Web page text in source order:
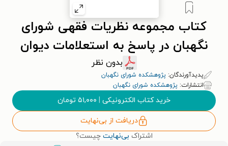
کتاب مجموعه نظریات فقهی شورای
نگهبان در پاسخ به استعلامات دیوان
عدالت اداری (۱۳۹۲-۱۳۸۳)بدون نظر
پدیدآورندگان: پژوهشکده شورای نگهبان
انتشارات: پژوهشکده شورای نگهبان
خرید کتاب الکترونیکی | ۵۱,۰۰۰ تومان
دریافت از بی‌نهایت
اشتراک بی‌نهایت چیست؟